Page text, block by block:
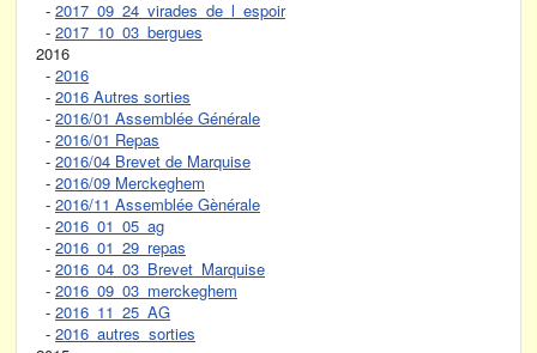
- 2017_09_24_virades_de_l_espoir
- 2017_10_03_bergues
2016
- 2016
- 2016 Autres sorties
- 2016/01 Assemblée Générale
- 2016/01 Repas
- 2016/04 Brevet de Marquise
- 2016/09 Merckeghem
- 2016/11 Assemblée Gènérale
- 2016_01_05_ag
- 2016_01_29_repas
- 2016_04_03_Brevet_Marquise
- 2016_09_03_merckeghem
- 2016_11_25_AG
- 2016_autres_sorties